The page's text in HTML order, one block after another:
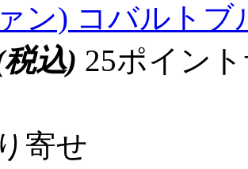
ン) コバルトブ
込) 25ポイン
寄せ